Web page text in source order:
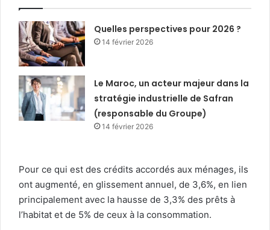
Quelles perspectives pour 2026 ?
14 février 2026
Le Maroc, un acteur majeur dans la
stratégie industrielle de Safran
(responsable du Groupe)
14 février 2026
Pour ce qui est des crédits accordés aux ménages, ils
ont augmenté, en glissement annuel, de 3,6%, en lien
principalement avec la hausse de 3,3% des prêts à
l’habitat et de 5% de ceux à la consommation.